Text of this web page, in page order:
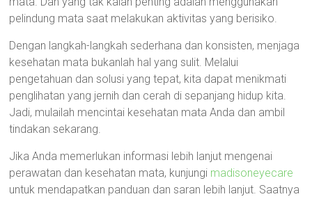
pelindung mata saat melakukan aktivitas yang berisiko.
Dengan langkah-langkah sederhana dan konsisten, menjaga
kesehatan mata bukanlah hal yang sulit. Melalui
pengetahuan dan solusi yang tepat, kita dapat menikmati
penglihatan yang jernih dan cerah di sepanjang hidup kita.
Jadi, mulailah mencintai kesehatan mata Anda dan ambil
tindakan sekarang.
Jika Anda memerlukan informasi lebih lanjut mengenai
perawatan dan kesehatan mata, kunjungi madisoneyecare
untuk mendapatkan panduan dan saran lebih lanjut. Saatnya